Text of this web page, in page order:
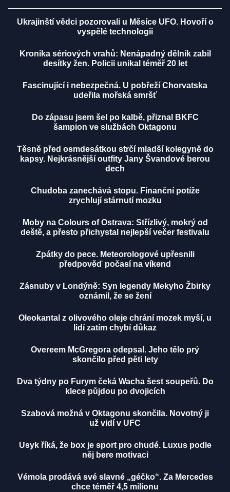
Ukrajinští vědci pozorovali u Měsíce UFO. Hovoří o
vyspělé technologii
Kronika sériových vrahů: Nenápadný dělník zabil
desítky žen. Policii unikal téměř 20 let
Fascinující i nebezpečná. U pobřeží Chorvatska
udeřila mořská smršť
Do zápasu jsem šel po kalbě, přiznal BKFC
šampion ve službách Oktagonu
Těsně před osmdesátkou strčí mladší kolegyně do
kapsy. Nejkrásnější outfity Jany Švandové berou
dech
Chudoba zanechává stopu. Finanční potíže
zrychlují stárnutí mozku
Moby na Colours of Ostrava: Střízlivý, mokrý od
deště, a přesto přichystal nejlepší večer festivalu
Zpátky do pece. Meteorologové upřesnili
předpověď počasí na víkend
Zásnuby v Londýně: Syn legendy Mekyho Žbirky
oznámil, že se žení
Oleokantal z olivového oleje chrání mozek myší, u
lidí zatím chybí důkaz
Overeem McGregora odepsal. Jeho tělo prý
skončilo před pěti lety
Dva týdny po Furym čeká Wacha šest soupeřů. Do
klece půjdou po dvojicích
Szabová možná v Oktagonu skončila. Novotný ji
už vidí v UFC
Usyk říká, že box je sport pro chudé. Luxus podle
něj bere motivaci
Vémola prodává své slavné „géčko“. Za Mercedes
chce téměř 4,5 milionu